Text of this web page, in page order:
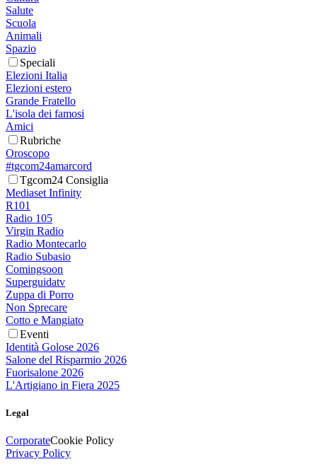
Salute
Scuola
Animali
Spazio
Speciali
Elezioni Italia
Elezioni estero
Grande Fratello
L'isola dei famosi
Amici
Rubriche
Oroscopo
#tgcom24amarcord
Tgcom24 Consiglia
Mediaset Infinity
R101
Radio 105
Virgin Radio
Radio Montecarlo
Radio Subasio
Comingsoon
Superguidatv
Zuppa di Porro
Non Sprecare
Cotto e Mangiato
Eventi
Identità Golose 2026
Salone del Risparmio 2026
Fuorisalone 2026
L'Artigiano in Fiera 2025
Legal
CorporateCookie Policy
Privacy Policy